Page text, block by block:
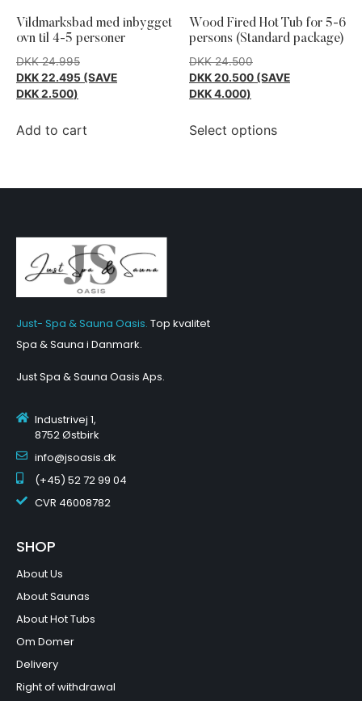
Vildmarksbad med inbygget
ovn til 4-5 personer
DKK24.995
DKK22.495 (SAVE
DKK2.500)
Add to cart
Wood Fired Hot Tub for 5-6
persons (Standard package)
DKK24.500
DKK20.500 (SAVE
DKK4.000)
Select options
Just- Spa & Sauna Oasis. Top kvalitet
Spa & Sauna i Danmark.
Just Spa & Sauna Oasis Aps.
Industrivej 1,
8752 Østbirk
info@jsoasis.dk
(+45) 52 72 99 04
CVR 46008782
SHOP
About Us
About Saunas
About Hot Tubs
Om Domer
Delivery
Right of withdrawal